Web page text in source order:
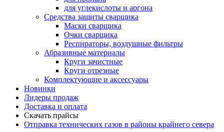
для углекислоты и аргона
Средства защиты сварщика
Маски сварщика
Очки сварщика
Респираторы, воздушные фильтры
Абразивные материалы
Круги зачистные
Круги отрезные
Комплектующие и аксессуары
Новинки
Лидеры продаж
Доставка и оплата
Скачать прайсы
Отправка технических газов в районы крайнего севера